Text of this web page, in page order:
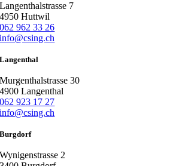
Langenthalstrasse 7
4950 Huttwil
062 962 33 26
info@csing.ch
Langenthal
Murgenthalstrasse 30
4900 Langenthal
062 923 17 27
info@csing.ch
Burgdorf
Wynigenstrasse 2